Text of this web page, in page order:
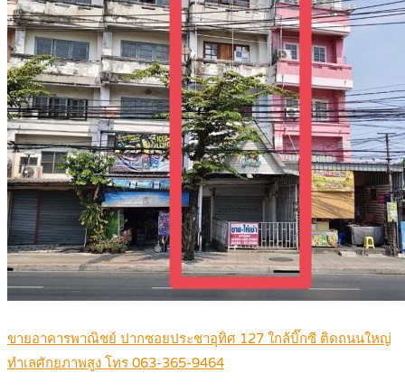
ขายอาคารพาณิชย์ ปากซอยประชาอุทิศ 127 ใกล้บิ๊กซี ติดถนนใหญ่
ทำเลศักยภาพสูง โทร 063-365-9464